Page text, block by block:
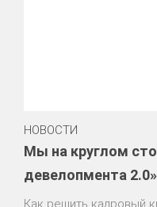
НОВОСТИ
Мы на круглом
девелопмента 2.0»
Как решить кадровый